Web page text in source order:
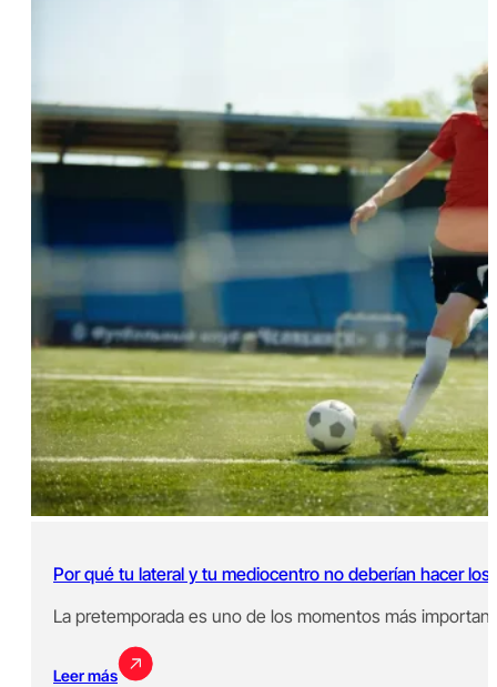
Por qué tu lateral y tu mediocentro no deberían hacer
La pretemporada es uno de los momentos más
Leer más